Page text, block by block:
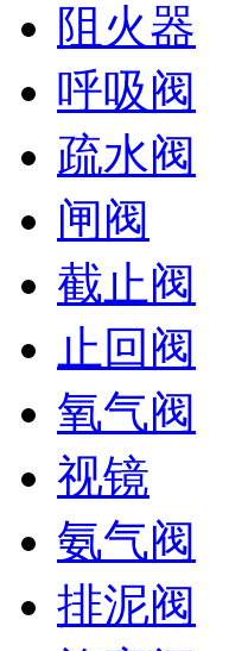
阻火器
呼吸阀
疏水阀
闸阀
截止阀
止回阀
氧气阀
视镜
氨气阀
排泥阀